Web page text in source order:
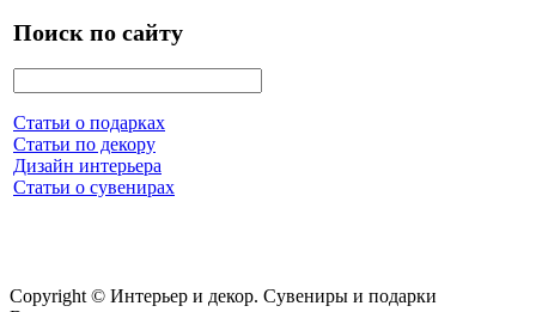
Поиск по сайту
Статьи о подарках
Статьи по декору
Дизайн интерьера
Статьи о сувенирах
Copyright © Интерьер и декор. Сувениры и подарки